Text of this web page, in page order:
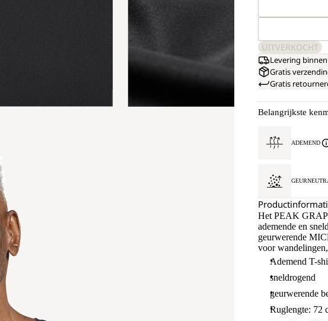
UITVERKOCHT
Levering
Gratis
Gratis
Belangrijkste
ADEMEND
Het PEAK
ademende en
geurwerende
voor
Ademend T-
sneldrogend
geurwerende
Ruglengte: 72